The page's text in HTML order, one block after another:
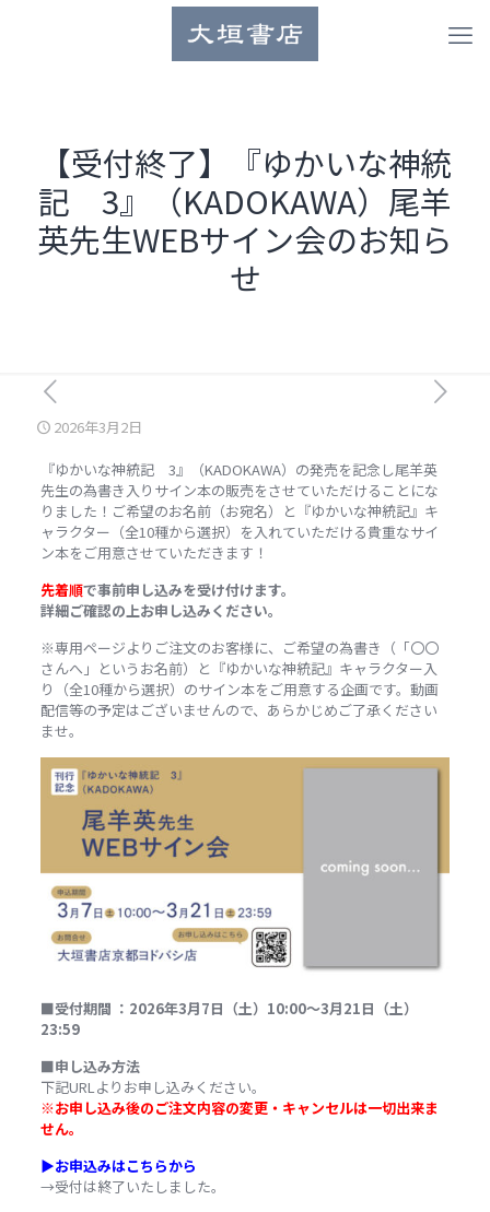
【受付終了】『ゆかいな神統
記 3』（KADOKAWA）尾羊
英先生WEBサイン会のお知ら
せ
2026年3月2日
『ゆかいな神統記 3』（KADOKAWA）の発売を記念し尾羊英
先生の為書き入りサイン本の販売をさせていただけることにな
りました！ご希望のお名前（お宛名）と『ゆかいな神統記』キ
ャラクター（全10種から選択）を入れていただける貴重なサイ
ン本をご用意させていただきます！
先着順で事前申し込みを受け付けます。
詳細ご確認の上お申し込みください。
※専用ページよりご注文のお客様に、ご希望の為書き（「〇〇
さんへ」というお名前）と『ゆかいな神統記』キャラクター入
り（全10種から選択）のサイン本をご用意する企画です。動画
配信等の予定はございませんので、あらかじめご了承ください
ませ。
■受付期間 ： 2026年3月7日（土） 10:00～3月21日（土）
23:59
■申し込み方法
下記URLよりお申し込みください。
※お申し込み後のご注文内容の変更・キャンセルは一切出来ま
せん。
▶︎お申込みはこちらから
→受付は終了いたしました。